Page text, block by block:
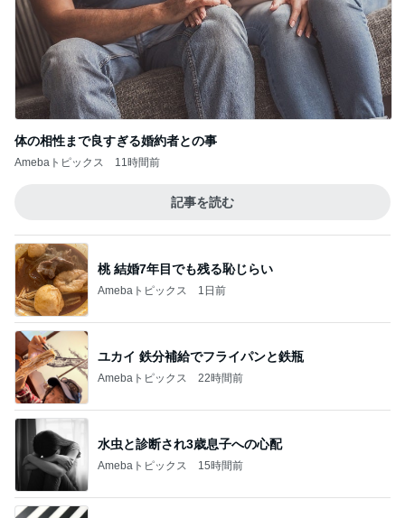
体の相性まで良すぎる婚約者との事
Amebaトピックス 11時間前
記事を読む
桃 結婚7年目でも残る恥じらい
Amebaトピックス 1日前
ユカイ 鉄分補給でフライパンと鉄瓶
Amebaトピックス 22時間前
水虫と診断され3歳息子への心配
Amebaトピックス 15時間前